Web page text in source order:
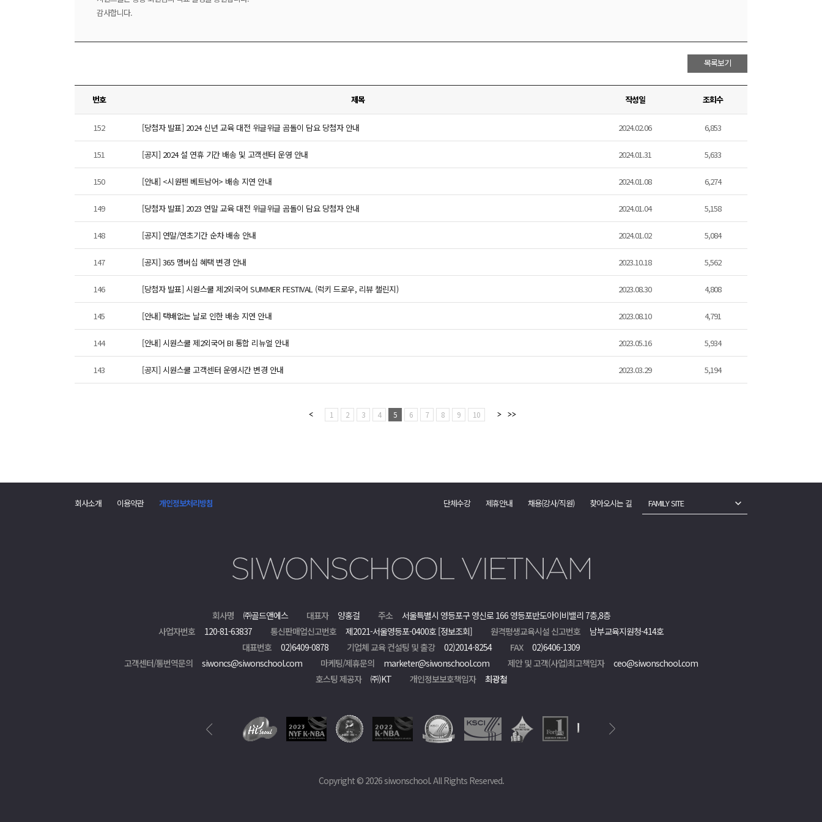
감사합니다.
목록보기
번호 제목 작성일 조회수
152 [당첨자 발표] 2024 신년 교육 대전 위글위글 곰돌이 담요 당첨자 안내 2024.02.06 6,853
151 [공지] 2024 설 연휴 기간 배송 및 고객센터 운영 안내 2024.01.31 5,633
150 [안내] <시원펜 베트남어> 배송 지연 안내 2024.01.08 6,274
149 [당첨자 발표] 2023 연말 교육 대전 위글위글 곰돌이 담요 당첨자 안내 2024.01.04 5,158
148 [공지] 연말/연초기간 순차 배송 안내 2024.01.02 5,084
147 [공지] 365 멤버십 혜택 변경 안내 2023.10.18 5,562
146 [당첨자 발표] 시원스쿨 제2외국어 SUMMER FESTIVAL (럭키 드로우, 리뷰 챌린지) 2023.08.30 4,808
145 [안내] 택배없는 날로 인한 배송 지연 안내 2023.08.10 4,791
144 [안내] 시원스쿨 제2외국어 BI 통합 리뉴얼 안내 2023.05.16 5,934
143 [공지] 시원스쿨 고객센터 운영시간 변경 안내 2023.03.29 5,194
1 2 3 4 5 6 7 8 9 10
회사소개 이용약관 개인정보처리방침 단체수강 제휴안내 채용(강사/직원) 찾아오시는 길 FAMILY SITE
회사명 ㈜골드앤에스 대표자 양홍걸 주소
서울특별시 영등포구 영신로 166 영등포반도아이비밸리 7층,8층
사업자번호
120-81-63837 통신판매업신고번호 제2021-서울영등포-0400호 [정보조회] 원격평생교육시설 신고번호
남부교육지원청-414호
대표번호
02)6409-0878 기업체 교육 컨설팅 및 출강 02)2014-8254 FAX
02)6406-1309
고객센터/통번역문의
siwoncs@siwonschool.com 마케팅/제휴문의 marketer@siwonschool.com 제안 및 고객(사업)최고책임자
ceo@siwonschool.com
호스팅 제공자
㈜)KT 개인정보보호책임자 최광철
Copyright © 2026 siwonschool. All Rights Reserved.